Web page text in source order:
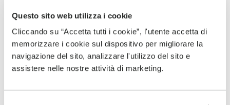
Questo sito web utilizza i cookie
Cliccando su “Accetta tutti i cookie”, l'utente accetta di
memorizzare i cookie sul dispositivo per migliorare la
navigazione del sito, analizzare l'utilizzo del sito e
assistere nelle nostre attività di marketing.